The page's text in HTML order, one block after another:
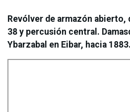
Revólver de armazón abierto,
38 y percusión central.
Ybarzabal en Eibar, hacia 1883.